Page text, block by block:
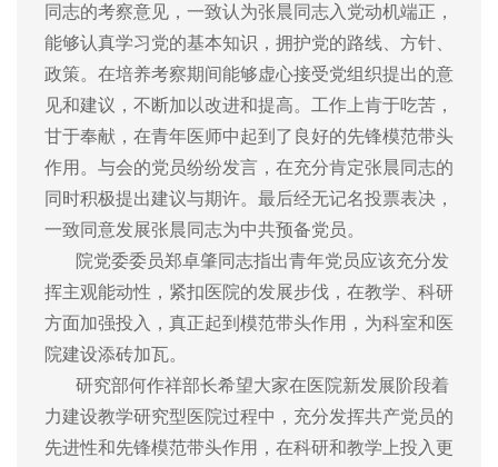
同志的考察意见，一致认为张晨同志入党动机端正，
能够认真学习党的基本知识，拥护党的路线、方针、
政策。在培养考察期间能够虚心接受党组织提出的意
见和建议，不断加以改进和提高。工作上肯于吃苦，
甘于奉献，在青年医师中起到了良好的先锋模范带头
作用。与会的党员纷纷发言，在充分肯定张晨同志的
同时积极提出建议与期许。最后经无记名投票表决，
一致同意发展张晨同志为中共预备党员。
院党委委员郑卓肇同志指出青年党员应该充分发
挥主观能动性，紧扣医院的发展步伐，在教学、科研
方面加强投入，真正起到模范带头作用，为科室和医
院建设添砖加瓦。
研究部何作祥部长希望大家在医院新发展阶段着
力建设教学研究型医院过程中，充分发挥共产党员的
先进性和先锋模范带头作用，在科研和教学上投入更